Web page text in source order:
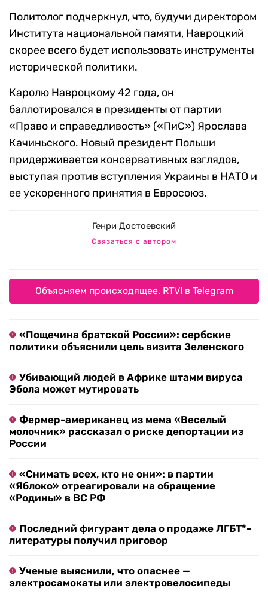
Политолог подчеркнул, что, будучи директором
Института национальной памяти, Навроцкий
скорее всего будет использовать инструменты
исторической политики.
Каролю Навроцкому 42 года, он
баллотировался в президенты от партии
«Право и справедливость» («ПиС») Ярослава
Качиньского. Новый президент Польши
придерживается консервативных взглядов,
выступая против вступления Украины в НАТО и
ее ускоренного принятия в Евросоюз.
Генри Достоевский
Связаться с автором
Объясняем происходящее. RTVI в Telegram
«Пощечина братской России»: сербские
политики объяснили цель визита Зеленского
Убивающий людей в Африке штамм вируса
Эбола может мутировать
Фермер-американец из мема «Веселый
молочник» рассказал о риске депортации из
России
«Снимать всех, кто не они»: в партии
«Яблоко» отреагировали на обращение
«Родины» в ВС РФ
Последний фигурант дела о продаже ЛГБТ*-
литературы получил приговор
Ученые выяснили, что опаснее —
электросамокаты или электровелосипеды